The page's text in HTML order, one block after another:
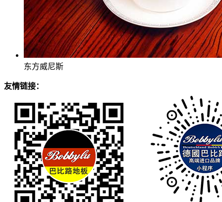
东方威尼斯
友情链接：